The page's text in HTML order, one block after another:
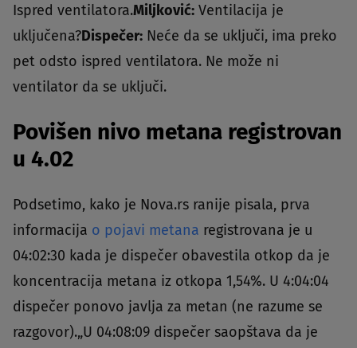
Ispred ventilatora.Miljković: Ventilacija je
uključena?Dispečer: Neće da se uključi, ima preko
pet odsto ispred ventilatora. Ne može ni
ventilator da se uključi.
Povišen nivo metana registrovan
u 4.02
Podsetimo, kako je Nova.rs ranije pisala, prva
informacija o pojavi metana registrovana je u
04:02:30 kada je dispečer obavestila otkop da je
koncentracija metana iz otkopa 1,54%. U 4:04:04
dispečer ponovo javlja za metan (ne razume se
razgovor).„U 04:08:09 dispečer saopštava da je